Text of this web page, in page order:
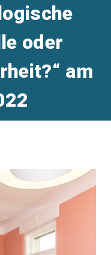
oder
am